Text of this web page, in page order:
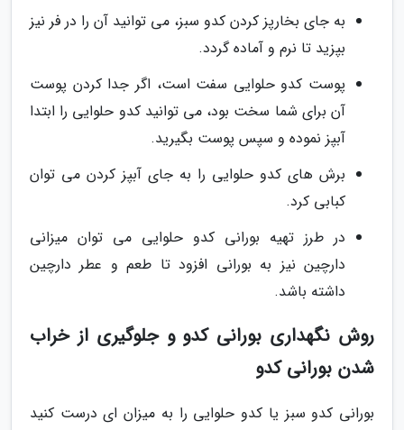
به جای بخارپز کردن کدو سبز، می توانید آن را در فر نیز
بپزید تا نرم و آماده گردد.
پوست کدو حلوایی سفت است، اگر جدا کردن پوست
آن برای شما سخت بود، می توانید کدو حلوایی را ابتدا
آبپز نموده و سپس پوست بگیرید.
برش های کدو حلوایی را به جای آبپز کردن می توان
کبابی کرد.
در طرز تهیه بورانی کدو حلوایی می توان میزانی
دارچین نیز به بورانی افزود تا طعم و عطر دارچین
داشته باشد.
روش نگهداری بورانی کدو و جلوگیری از خراب
شدن بورانی کدو
بورانی کدو سبز یا کدو حلوایی را به میزان ای درست کنید